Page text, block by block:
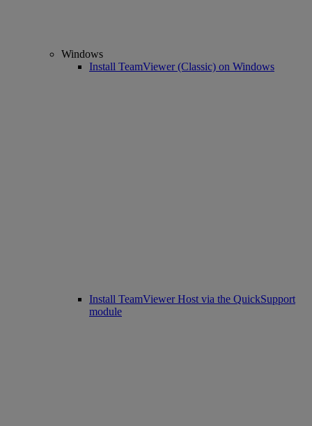
Windows
Install TeamViewer (Classic) on Windows
Install TeamViewer Host via the QuickSupport
module